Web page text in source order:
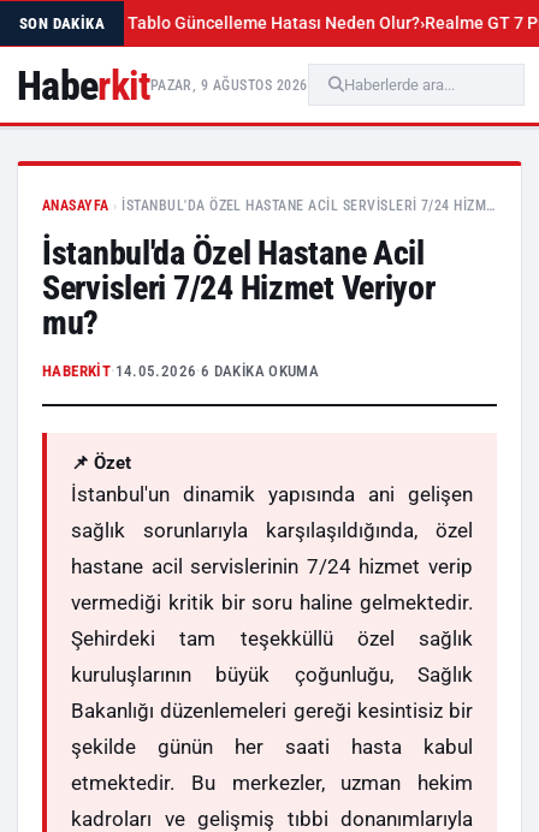
SON DAKIKA
Pivot Tablo Güncelleme Hatası Neden Olur? Realme GT 7 Pro
HaberkitPAZAR, 9 AĞUSTOS 2026
ANASAYFA › İSTANBUL'DA ÖZEL HASTANE ACIL SERVISLERI 7/24 HIZM…
İstanbul'da Özel Hastane Acil
Servisleri 7/24 Hizmet Veriyor
mu?
HABERKIT· 14.05.2026·6 DAKIKA OKUMA
📌 Özet
İstanbul'un dinamik yapısında ani gelişen
sağlık sorunlarıyla karşılaşıldığında, özel
hastane acil servislerinin 7/24 hizmet verip
vermediği kritik bir soru haline gelmektedir.
Şehirdeki tam teşekküllü özel sağlık
kuruluşlarının büyük çoğunluğu, Sağlık
Bakanlığı düzenlemeleri gereği kesintisiz bir
şekilde günün her saati hasta kabul
etmektedir. Bu merkezler, uzman hekim
kadroları ve gelişmiş tıbbi donanımlarıyla